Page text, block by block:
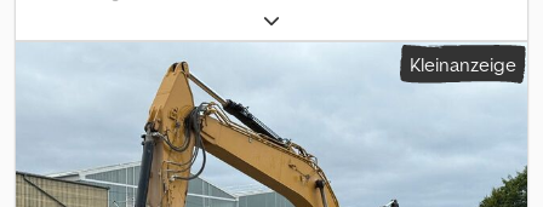
CAT0966KKNGX00357 Baujahr: 2014 - Betriebsstunden: 15.195 h
Klimaautomatik Gewicht: 24.000 kg Radio-USB/Bluetooth Dsdpfx
Aozrq Efod Njck Zentralschmieranlage Schaufel - Schnittbreite
3.000 mm - Volumen 4,2 m³ Reifen: 26.5 R 25 - Profil vorne 10 mm
hinten 6 mm Änderungen, Zwischenverkauf und Irrtümer sind
ausdrücklich vorbehalten. Die Beschreibung dient der
allgemeinen Identifizierung des Fahrzeuges und stellt keine
Gewährleistung im kaufrechtlichen Sinne dar. Ausschlaggebend
Kleinanzeige